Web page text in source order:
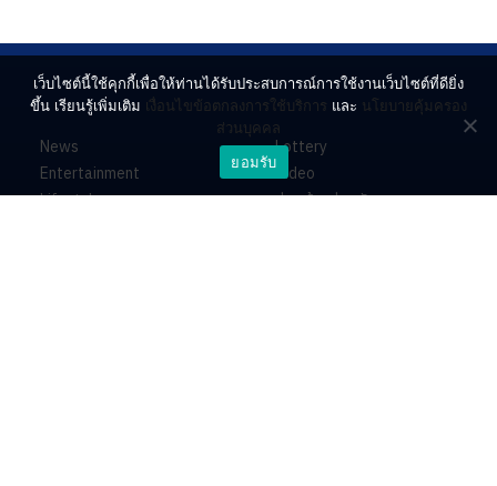
News
Entertainment
Lifestyle
Lottery
Video
ร่วมด้วยช่วยกัน
เว็บไซต์นี้ใช้คุกกี้เพื่อให้ท่านได้รับประสบการณ์การใช้งานเว็บไซต์ที่ดียิ่ง
ขึ้น เรียนรู้เพิ่มเติม เงื่อนไขข้อตกลงการใช้บริการ และ นโยบายคุ้มครอง
ส่วนบุคคล
ยอมรับ